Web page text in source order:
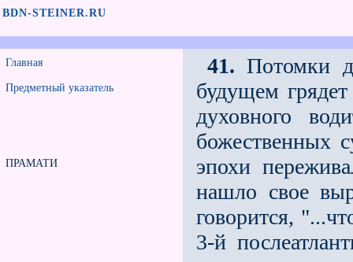
BDN-STEINER.RU
Главная
Предметный указатель
ПРАМАТИ
41. Потомки
будущем
духовного
божественных
эпохи
нашло свое
говорится,
3-й